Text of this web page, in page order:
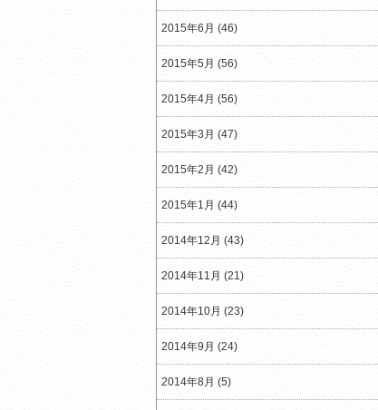
2015年6月 (46)
2015年5月 (56)
2015年4月 (56)
2015年3月 (47)
2015年2月 (42)
2015年1月 (44)
2014年12月 (43)
2014年11月 (21)
2014年10月 (23)
2014年9月 (24)
2014年8月 (5)